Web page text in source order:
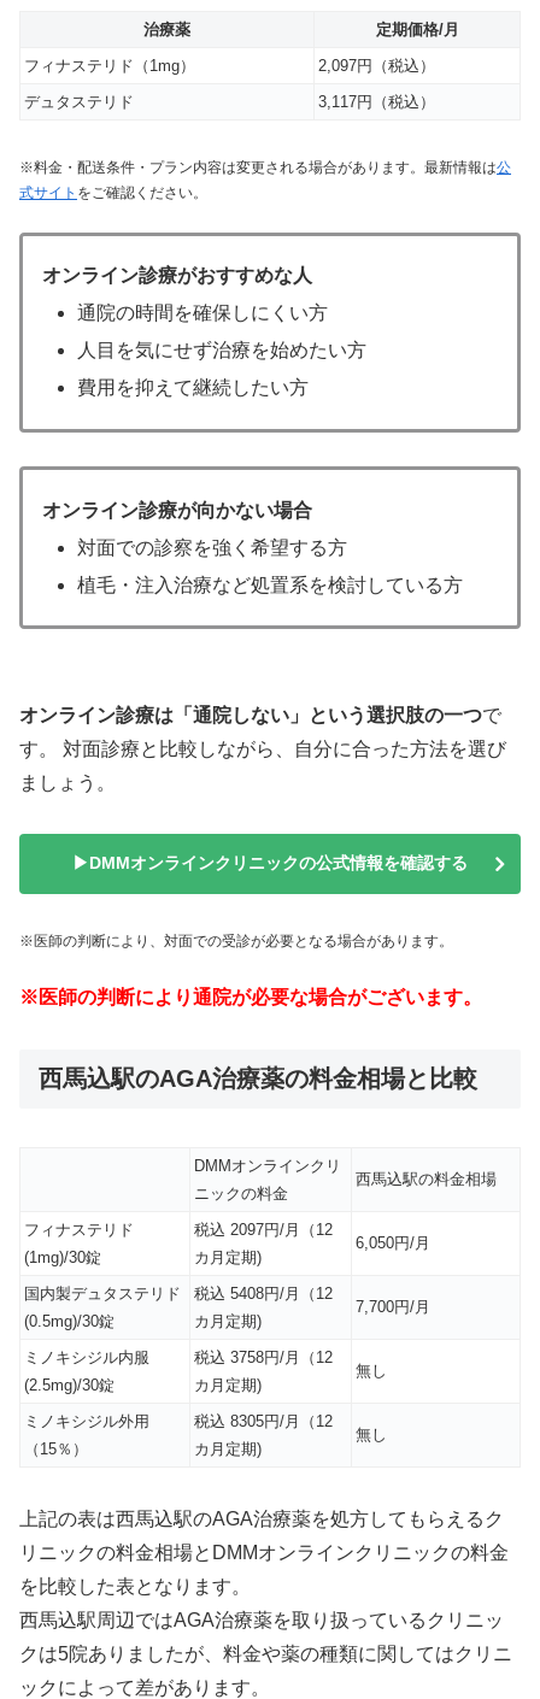
治療薬
定期価格/月
フィナステリド（1mg）
2,097円（税込）
デュタステリド
3,117円（税込）
※料金・配送条件・プラン内容は変更される場合があります。最新情報は公
式サイト をご確認ください。
オンライン診療がおすすめな人
通院の時間を確保しにくい方
人目を気にせず治療を始めたい方
費用を抑えて継続したい方
オンライン診療が向かない場合
対面での診察を強く希望する方
植毛・注入治療など処置系を検討している方
オンライン診療は「通院しない」という選択肢の一つで
す。 対面診療と比較しながら、自分に合った方法を選び
ましょう。
▶DMMオンラインクリニックの公式情報を確認する
※医師の判断により、対面での受診が必要となる場合があります。
※医師の判断により通院が必要な場合がございます。
西馬込駅のAGA治療薬の料金相場と比較
DMMオンラインクリ
ニックの料金
西馬込駅の料金相場
フィナステリド
(1mg)/30錠
税込 2097円/月（12
カ月定期)
6,050円/月
国内製デュタステリド
(0.5mg)/30錠
税込 5408円/月（12
カ月定期)
7,700円/月
ミノキシジル内服
(2.5mg)/30錠
税込 3758円/月（12
カ月定期)
無し
ミノキシジル外用
（15％）
税込 8305円/月（12
カ月定期)
無し
上記の表は西馬込駅のAGA治療薬を処方してもらえるク
リニックの料金相場とDMMオンラインクリニックの料金
を比較した表となります。
西馬込駅周辺ではAGA治療薬を取り扱っているクリニッ
クは5院ありましたが、料金や薬の種類に関してはクリニ
ックによって差があります。